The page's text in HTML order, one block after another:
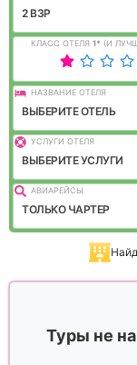
2 ВЗР
КЛАСС ОТЕЛЯ 1* (И
НАЗВАНИЕ ОТЕЛЯ
ВЫБЕРИТЕ ОТЕЛЬ
УСЛУГИ ОТЕЛЯ
ВЫБЕРИТЕ УСЛУГИ
АВИАРЕЙСЫ
ТОЛЬКО ЧАРТЕР
Туры не